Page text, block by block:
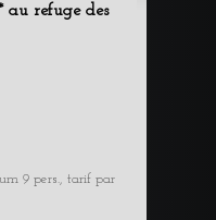
au refuge des
9 pers., tarif par